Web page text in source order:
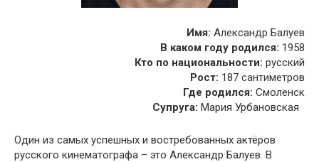
Имя: Александр Балуев
В каком году родился: 1958
Кто по национальности: русский
Рост: 187 сантиметров
Где родился: Смоленск
Супруга: Мария Урбановская
Один из самых успешных и востребованных актёров
русского кинематографа – это Александр Балуев. В